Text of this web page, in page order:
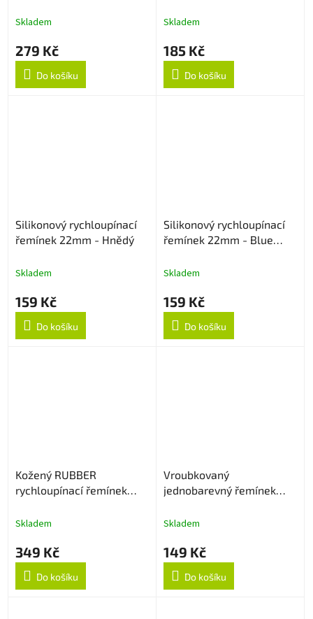
Skladem
279 Kč
Do košíku
Skladem
185 Kč
Do košíku
Silikonový rychloupínací
řemínek 22mm - Hnědý
Skladem
159 Kč
Do košíku
Silikonový rychloupínací
řemínek 22mm - Blue
Skladem
159 Kč
Do košíku
Kožený RUBBER
rychloupínací řemínek
Skladem
349 Kč
Do košíku
Vroubkovaný
jednobarevný řemínek
Skladem
149 Kč
Do košíku